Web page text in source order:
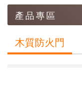
產品專區
鑄鋁鋼木門
造型壓花玄關門
木質防火門